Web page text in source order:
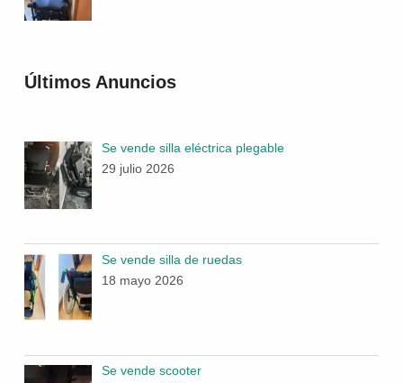
Últimos Anuncios
Se vende silla eléctrica plegable
29 julio 2026
Se vende silla de ruedas
18 mayo 2026
Se vende scooter